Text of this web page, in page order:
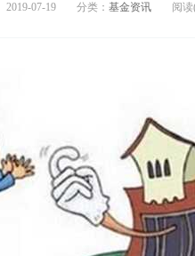
2019-07-19 分类： 基金资讯 阅